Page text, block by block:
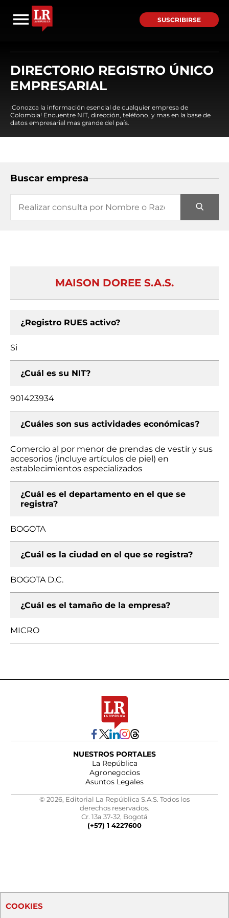
SUSCRIBIRSE
DIRECTORIO REGISTRO ÚNICO
EMPRESARIAL
¡Conozca la información esencial de cualquier empresa de
Colombia! Encuentre NIT, dirección, teléfono, y mas en la base de
datos empresarial mas grande del país.
Buscar empresa
MAISON DOREE S.A.S.
¿Registro RUES activo?
Si
¿Cuál es su NIT?
901423934
¿Cuáles son sus actividades económicas?
Comercio al por menor de prendas de vestir y sus
accesorios (incluye artículos de piel) en
establecimientos especializados
¿Cuál es el departamento en el que se
registra?
BOGOTA
¿Cuál es la ciudad en el que se registra?
BOGOTA D.C.
¿Cuál es el tamaño de la empresa?
MICRO
NUESTROS PORTALES
La República
Agronegocios
Asuntos Legales
© 2026, Editorial La República S.A.S. Todos los
derechos reservados.
Cr. 13a 37-32, Bogotá
(+57) 1 4227600
COOKIES